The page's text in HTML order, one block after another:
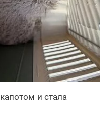
и стала